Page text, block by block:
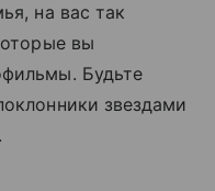
на вас так
вы
Будьте
звездами